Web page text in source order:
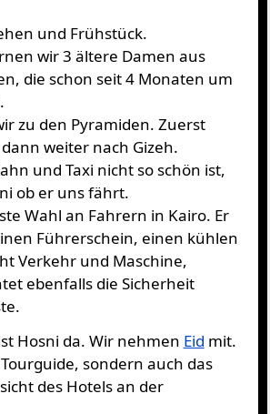
und Frühstück.
wir 3 ältere Damen aus
die schon seit 4 Monaten um
zu den Pyramiden. Zuerst
weiter nach Gizeh.
und Taxi nicht so schön ist,
ob er uns fährt.
Wahl an Fahrern in Kairo. Er
Führerschein, einen kühlen
Verkehr und Maschine,
ebenfalls die Sicherheit
Hosni da. Wir nehmen Eid mit.
sondern auch das
des Hotels an der